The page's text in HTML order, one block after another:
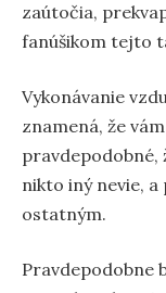
zaútočia,
fanúšikom tejto
Vykonávanie
znamená, že
pravdepodobné,
nikto iný nevie,
ostatným.
Pravdepodobne